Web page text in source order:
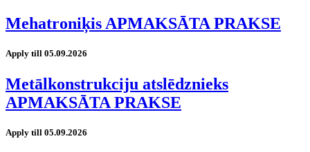
Mehatroniķis APMAKSĀTA PRAKSE
Apply till 05.09.2026
Metālkonstrukciju atslēdznieks
APMAKSĀTA PRAKSE
Apply till 05.09.2026